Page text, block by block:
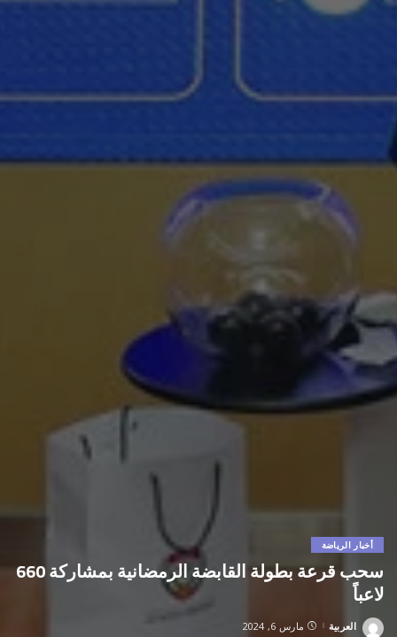
أخبار الرياضة
سحب قرعة بطولة القابضة الرمضانية بمشاركة 660
لاعباً
Posted
العربية مارس 6, 2024